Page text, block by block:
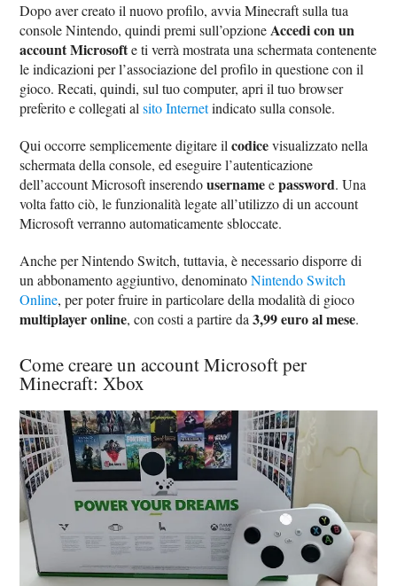
Dopo aver creato il nuovo profilo, avvia Minecraft sulla tua
console Nintendo, quindi premi sull’opzioneAccedi con un
account Microsofte ti verrà mostrata una schermata contenente
le indicazioni per l’associazione del profilo in questione con il
gioco. Recati, quindi, sul tuo computer, apri il tuo browser
preferito e collegati alsito Internetindicato sulla console.
Qui occorre semplicemente digitare ilcodicevisualizzato nella
schermata della console, ed eseguire l’autenticazione
dell’account Microsoft inserendousernameepassword. Una
volta fatto ciò, le funzionalità legate all’utilizzo di un account
Microsoft verranno automaticamente sbloccate.
Anche per Nintendo Switch, tuttavia, è necessario disporre di
un abbonamento aggiuntivo, denominatoNintendo Switch
Online, per poter fruire in particolare della modalità di gioco
multiplayer online, con costi a partire da3,99 euro al mese.
Come creare un account Microsoft per
Minecraft: Xbox